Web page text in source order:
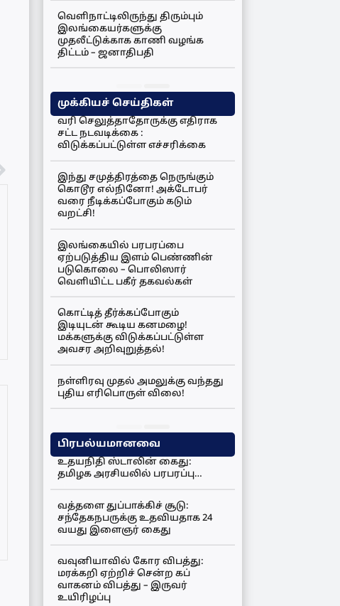
வெளிநாட்டிலிருந்து திரும்பும்
இலங்கையர்களுக்கு
முதலீட்டுக்காக காணி வழங்க
திட்டம் – ஜனாதிபதி
முக்கியச் செய்திகள்
வரி செலுத்தாதோருக்கு எதிராக
சட்ட நடவடிக்கை :
விடுக்கப்பட்டுள்ள எச்சரிக்கை
இந்து சமுத்திரத்தை நெருங்கும்
கொடூர எல்நினோ! அக்டோபர்
வரை நீடிக்கப்போகும் கடும்
வறட்சி!
இலங்கையில் பரபரப்பை
ஏற்படுத்திய இளம் பெண்ணின்
படுகொலை – பொலிஸார்
வெளியிட்ட பகீர் தகவல்கள்
கொட்டித் தீர்க்கப்போகும்
இடியுடன் கூடிய கனமழை!
மக்களுக்கு விடுக்கப்பட்டுள்ள
அவசர அறிவுறுத்தல்!
நள்ளிரவு முதல் அமலுக்கு வந்தது
புதிய எரிபொருள் விலை!
பிரபல்யமானவை
உதயநிதி ஸ்டாலின் கைது:
தமிழக அரசியலில் பரபரப்பு…
வத்தளை துப்பாக்கிச் சூடு:
சந்தேகநபருக்கு உதவியதாக 24
வயது இளைஞர் கைது
வவுனியாவில் கோர விபத்து:
மரக்கறி ஏற்றிச் சென்ற கப்
வாகனம் விபத்து – இருவர்
உயிரிழப்பு